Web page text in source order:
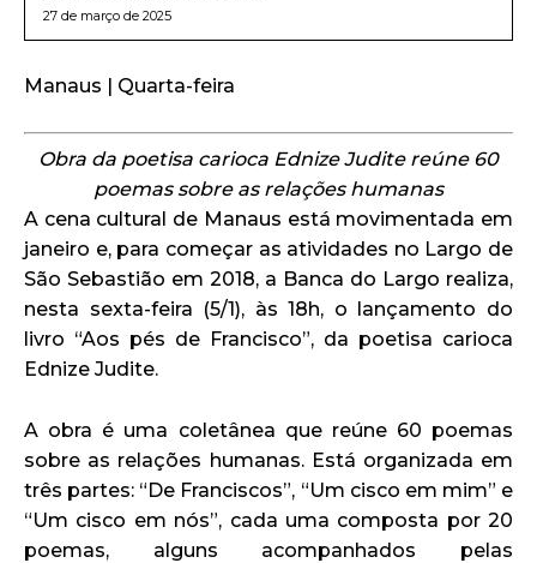
27 de março de 2025
Manaus | Quarta-feira
Obra da poetisa carioca Ednize Judite reúne 60
poemas sobre as relações humanas
A cena cultural de Manaus está movimentada em
janeiro e, para começar as atividades no Largo de
São Sebastião em 2018, a Banca do Largo realiza,
nesta sexta-feira (5/1), às 18h, o lançamento do
livro “Aos pés de Francisco”, da poetisa carioca
Ednize Judite.
A obra é uma coletânea que reúne 60 poemas
sobre as relações humanas. Está organizada em
três partes: “De Franciscos”, “Um cisco em mim” e
“Um cisco em nós”, cada uma composta por 20
poemas, alguns acompanhados pelas